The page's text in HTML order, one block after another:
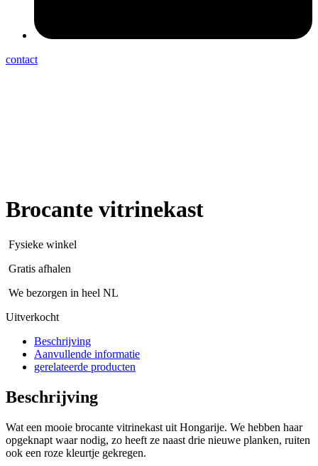
contact
Brocante vitrinekast
Fysieke winkel
Gratis afhalen
We bezorgen in heel NL
Uitverkocht
Beschrijving
Aanvullende informatie
gerelateerde producten
Beschrijving
Wat een mooie brocante vitrinekast uit Hongarije. We hebben haar
opgeknapt waar nodig, zo heeft ze naast drie nieuwe planken, ruiten
ook een roze kleurtje gekregen.